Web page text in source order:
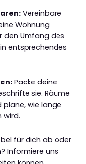
Vereinbare
Wohnung
den Umfang des
entsprechendes
Packe deine
sie. Räume
plane, wie lange
wird.
für dich ab oder
Informiere uns